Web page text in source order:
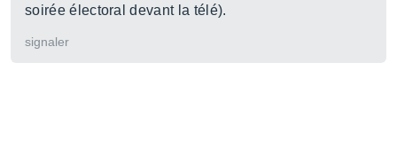
soirée électoral devant la télé).
signaler